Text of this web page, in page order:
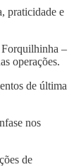
praticidade e
Forquilhinha –
operações.
de última
nos
de